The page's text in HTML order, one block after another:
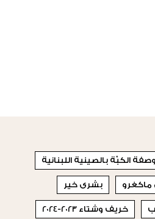
وصفة الكبّة بالصينية اللبنانية
ماكغرو بشرى خير
خريف وشتاء 2023-2024